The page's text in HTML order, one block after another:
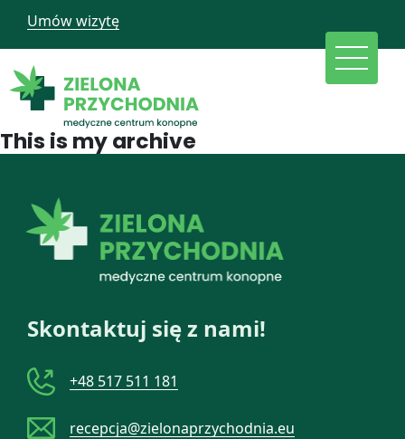
Umów wizytę
This is my archive
Skontaktuj się z nami!
+48 517 511 181
recepcja@zielonaprzychodnia.eu